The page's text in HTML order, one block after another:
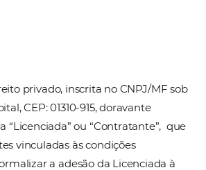
jurídica de direito privado,
, São Paulo, Capital, CEP: 01310-